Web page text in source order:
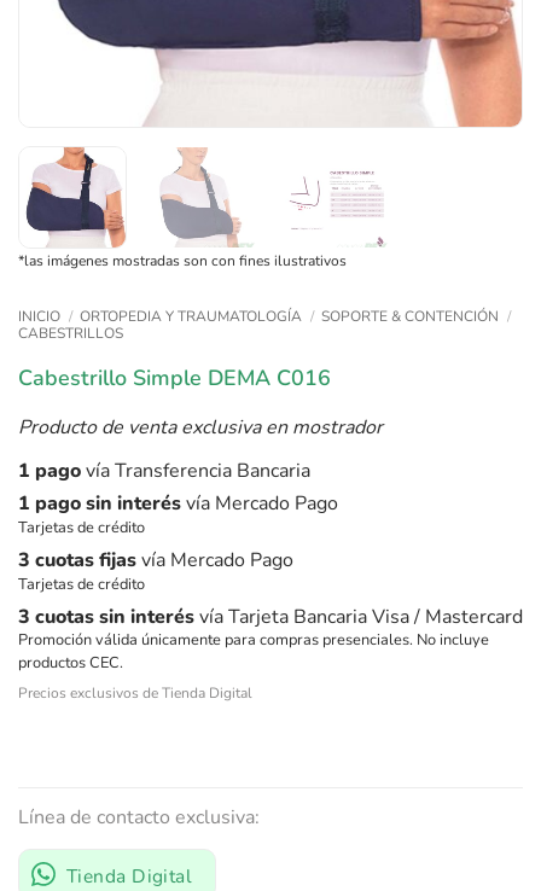
*las imágenes mostradas son con fines ilustrativos
INICIO / ORTOPEDIA Y TRAUMATOLOGÍA / SOPORTE & CONTENCIÓN /
CABESTRILLOS
Cabestrillo Simple DEMA C016
Producto de venta exclusiva en mostrador
1 pagovía Transferencia Bancaria
1 pago sin interésvía Mercado Pago
Tarjetas de crédito
3 cuotas fijasvía Mercado Pago
Tarjetas de crédito
3 cuotas sin interésvía Tarjeta Bancaria Visa / Mastercard
Promoción válida únicamente para compras presenciales. No incluye
productos CEC.
Precios exclusivos de Tienda Digital
Línea de contacto exclusiva:
Tienda Digital